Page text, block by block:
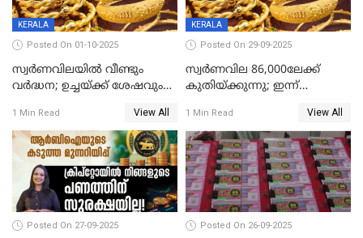
KERALA
Posted On 01-10-2025
സ്വർണവിലയിൽ വീണ്ടും
വർദ്ധന; ഉച്ചയ്ക്ക് ശേഷവും
കൂടിയത് പവന് 2,760 രൂപ
1 Min Read View All
KERALA
Posted On 29-09-2025
സ്വര്‍ണവില 86,000ലേക്ക്
കുതിയ്ക്കുന്നു; ഇന്ന്
1040 രൂപ
1 Min Read View All
Posted On 27-09-2025 Posted On 26-09-2025